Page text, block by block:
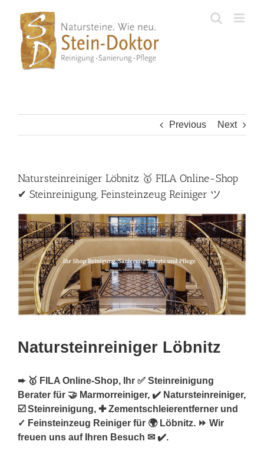
content
Previous Next
Natursteinreiniger Löbnitz 🥇 FILA Online-Shop
✔ Steinreinigung, Feinsteinzeug Reiniger ツ
Natursteinreiniger Löbnitz
➨ 🥇 FILA Online-Shop, Ihr ✅ Steinreinigung
Berater für 🤝 Marmorreiniger, ✔️ Natursteinreiniger,
☑️ Steinreinigung, ✚ Zementschleierentferner und
✓ Feinsteinzeug Reiniger für 🌍 Löbnitz. ⏩ Wir
freuen uns auf Ihren Besuch ✉ ✔️.